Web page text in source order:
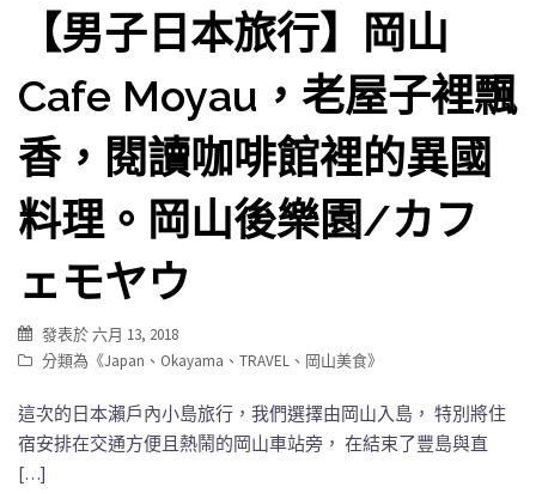
【男子日本旅行】岡山
Cafe Moyau，老屋子裡飄
香，閱讀咖啡館裡的異國
料理。岡山後樂園/カフ
ェモヤウ
發表於六月 13, 2018
分類為《Japan 、 Okayama 、 TRAVEL 、 岡山美食》
這次的日本瀨戶內小島旅行，我們選擇由岡山入島， 特別將住
宿安排在交通方便且熱鬧的岡山車站旁， 在結束了豐島與直
[…]